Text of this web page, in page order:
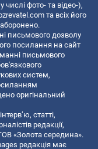
числі фото- та відео-),
та всіх його
письмового дозволу
посилання на сайт
письмового
систем,
оригінальний
статті,
редакції,
«Золота середина».
редакція має